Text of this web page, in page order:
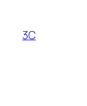
3C